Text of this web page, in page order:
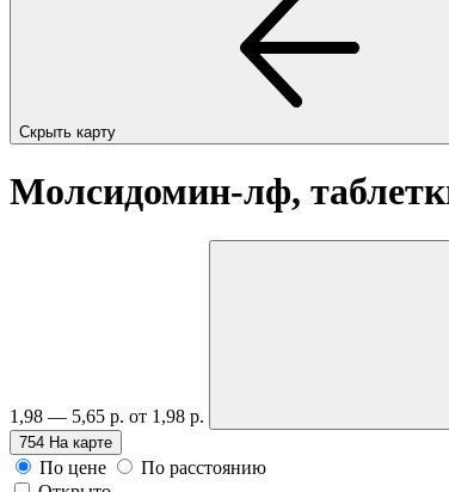
Скрыть карту
Молсидомин-лф,
1,98 — 5,65 р. от 1,98 р.
754 На карте
По цене
По расстоянию